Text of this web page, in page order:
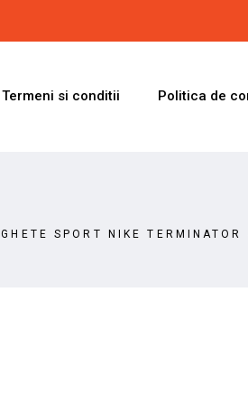
Termeni si conditii Politica de
GHETE SPORT NIKE TERMINATOR